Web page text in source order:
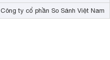
ty cổ phần So Sánh Việt Nam